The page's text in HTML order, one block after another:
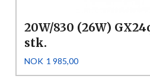
20W/830 (26W)
stk.
Pris
NOK 1 985,00